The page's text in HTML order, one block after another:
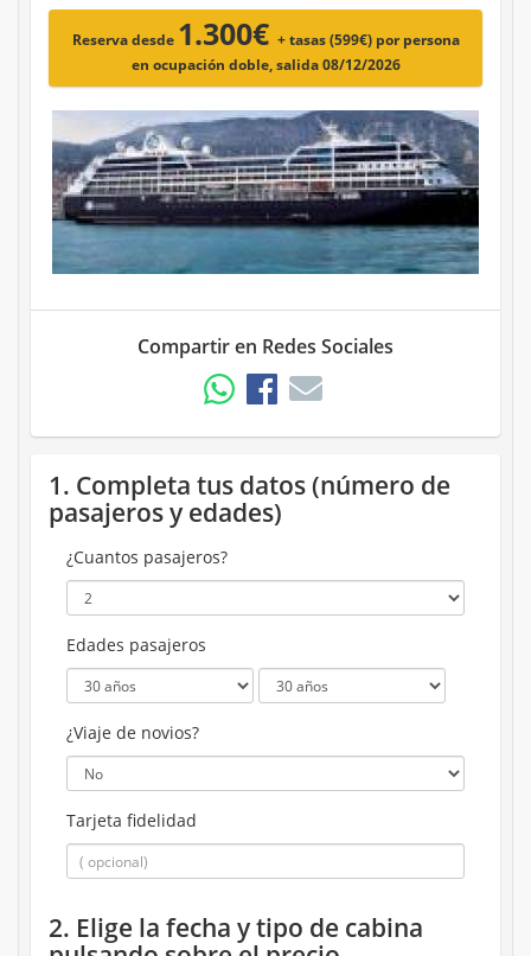
Reserva desde 1.300€ + tasas (599€) por persona
en ocupación doble, salida 08/12/2026
Compartir en Redes Sociales
1. Completa tus datos (número de
pasajeros y edades)
¿Cuantos pasajeros?
Edades pasajeros
¿Viaje de novios?
Tarjeta fidelidad
2. Elige la fecha y tipo de cabina